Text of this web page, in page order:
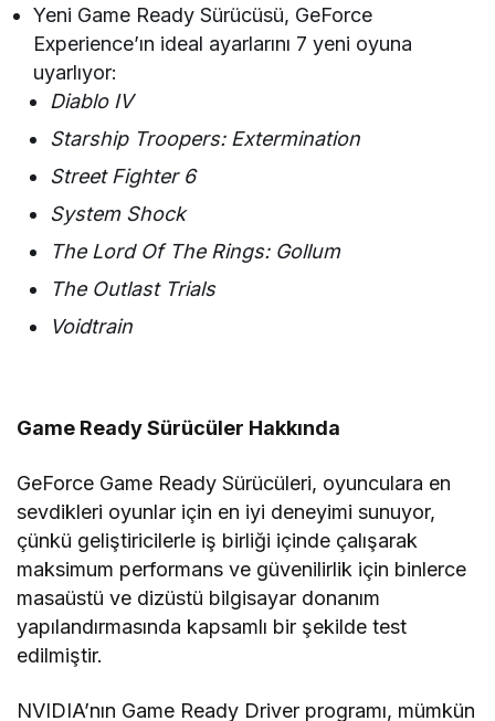
Yeni Game Ready Sürücüsü, GeForce
Experience’ın ideal ayarlarını 7 yeni oyuna
uyarlıyor:
Diablo IV
Starship Troopers: Extermination
Street Fighter 6
System Shock
The Lord Of The Rings: Gollum
The Outlast Trials
Voidtrain
Game Ready Sürücüler Hakkında
GeForce Game Ready Sürücüleri, oyunculara en
sevdikleri oyunlar için en iyi deneyimi sunuyor,
çünkü geliştiricilerle iş birliği içinde çalışarak
maksimum performans ve güvenilirlik için binlerce
masaüstü ve dizüstü bilgisayar donanım
yapılandırmasında kapsamlı bir şekilde test
edilmiştir.
NVIDIA’nın Game Ready Driver programı, mümkün